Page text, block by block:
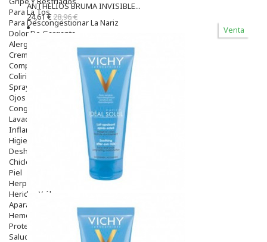
Para La Tos
Para Descongestionar La Nariz
Dolor De Garganta
Alergias Y Picaduras
Cremas
Comprimidos
Colirios
Sprays
Ojos Y Oidos
Congestión
Lavado Ojos
Inflamación Del Oido (otitis)
Higiene Oido
Deshabituación Tabaquismo
Chicles
Piel
Herpes Y Hongos
Heridas Y úlceras
Aparato Genital
Hemorroides
Protectores Y Emolientes
Salud
ANTHELIOS BRUMA INVISIBLE...
24,61 €28,96 €
Venta